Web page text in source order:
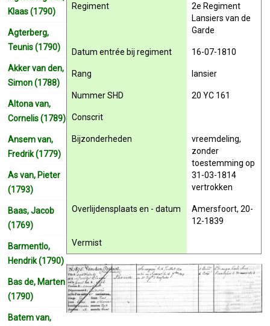
Regiment
2e Regiment
Lansiers van de
Garde
Datum entrée bij regiment 16-07-1810
Rang lansier
Nummer SHD 20 YC 161
Conscrit
Bijzonderheden
vreemdeling,
zonder
toestemming op
31-03-1814
vertrokken
Overlijdensplaats en - datum
Amersfoort, 20-
12-1839
Vermist
Klaas (1790)
Agterberg,
Teunis (1790)
Akker van den,
Simon (1788)
Altona van,
Cornelis (1789)
Ansem van,
Fredrik (1779)
As van, Pieter
(1793)
Baas, Jacob
(1769)
Barmentlo,
Hendrik (1790)
Bas de, Marten
(1790)
Batem van,